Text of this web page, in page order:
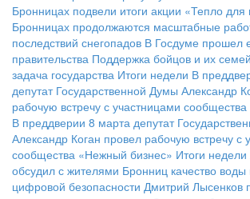
Бронницах подвели итоги акции «Тепло для
Бронницах продолжаются масштабные
последствий снегопадов В Госдуме прошел
правительства Поддержка бойцов и их
задача государства Итоги недели В
депутат Государственной Думы Александр
рабочую встречу с участницами
В преддверии 8 марта депутат
Александр Коган провел рабочую встречу с
сообщества «Нежный бизнес» Итоги недели
обсудил с жителями Бронниц качество
цифровой безопасности Дмитрий Лысенков